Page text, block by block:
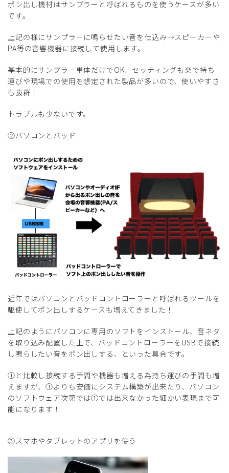
ポン出し機材はサンプラーと呼ばれるものを使うケースが多い
です。
上記の様にサンプラーに鳴らせたい音を仕込み→スピーカーや
PA等の音響機器に接続して使用します。
基本的にサンプラー単体だけでOK、セッティングも楽で持ち
運びや現場での使用を想定された製品が多いので、使いやすさ
も抜群！
トラブルも少ないです。
②パソコンとパッド
近年ではパソコンとパッドコントローラーと呼ばれるツールを
駆使してポン出しするケースも増えてきました！
上記のようにパソコンに専用のソフトをインストール、音ネタ
を取り込み配置した上で、パッドコントローラーをUSBで接続
し鳴らしたい音をポン出しする、といった具合です。
①と比較し接続する手間や機器も増える為持ち運びの手間も増
えますが、①よりも安価にシステム構築が出来たり、パソコン
のソフトウェア次第では①では出来なかった細かい表現まで可
能になります！
③スマホやタブレットのアプリを使う